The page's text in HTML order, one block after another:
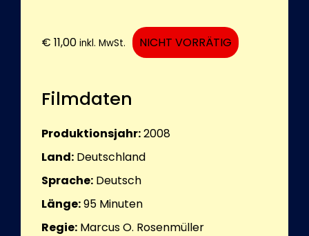
€ 11,00 inkl. MwSt. NICHT VORRÄTIG
Filmdaten
Produktionsjahr:2008
Land: Deutschland
Sprache: Deutsch
Länge:95 Minuten
Regie: Marcus O. Rosenmüller